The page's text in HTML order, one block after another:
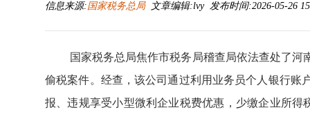
信息来源:国家税务总局文章编辑:lvy 发布时间:2026-05-26
国家税务总局焦作市税务局稽查局依法查处了
偷税案件。经查，该公司通过利用业务员个人银行账
报、违规享受小型微利企业税费优惠，少缴企业所得